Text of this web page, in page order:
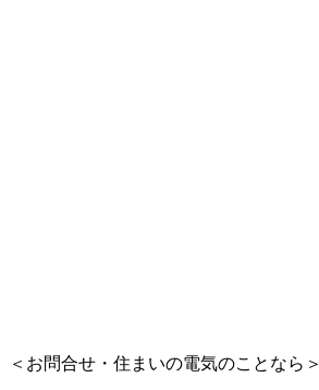
＜お問合せ・住まいの電気のことなら＞